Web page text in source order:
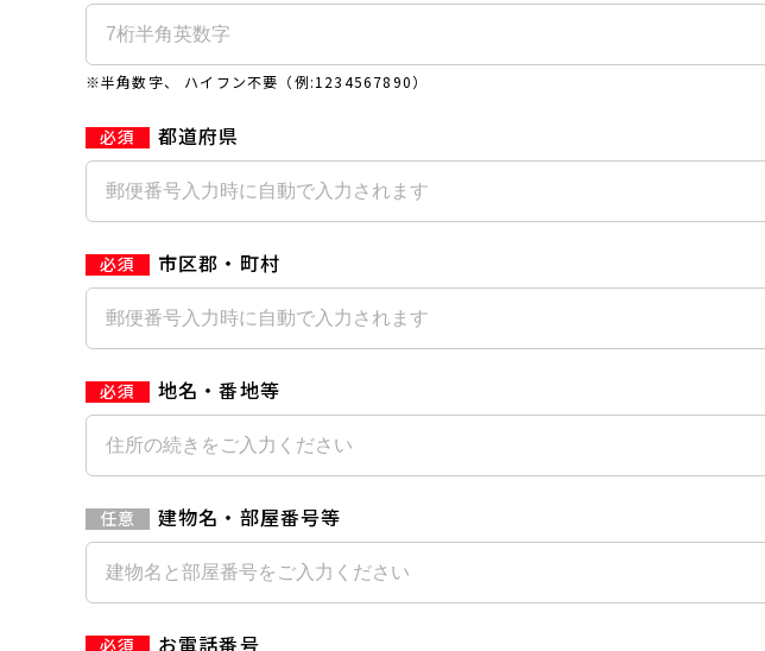
※半角数字、 ハイフン不要（例:1234567890）
都道府県
市区郡・町村
地名・番地等
建物名・部屋番号等
お電話番号